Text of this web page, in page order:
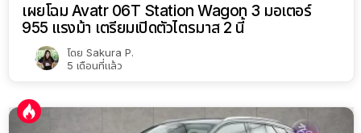
เผยโฉม Avatr 06T Station Wagon 3 มอเตอร์
955 แรงม้า เตรียมเปิดตัวไตรมาส 2 นี้
โดย Sakura P.
5 เดือนที่แล้ว